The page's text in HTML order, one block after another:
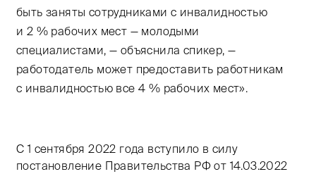
быть заняты сотрудниками с инвалидностью
и 2 % рабочих мест — молодыми
специалистами, — объяснила спикер, —
работодатель может предоставить работникам
с инвалидностью все 4 % рабочих мест».
С 1 сентября 2022 года вступило в силу
постановление Правительства РФ от 14.03.2022